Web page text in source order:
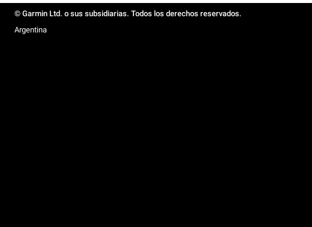
© Garmin Ltd. o sus subsidiarias. Todos los derechos reservados.
Argentina